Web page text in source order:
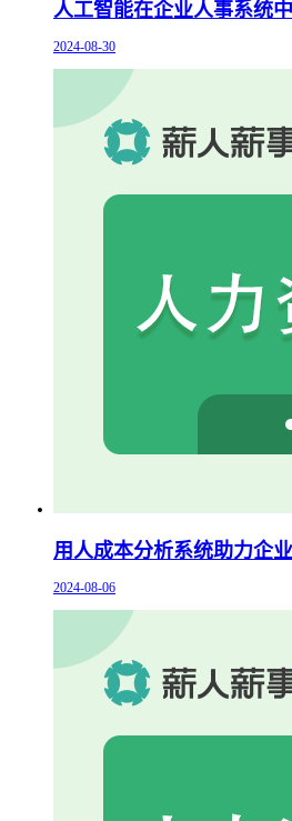
人工智能在企业人事系统
2024-08-30
用人成本分析系统助力企
2024-08-06